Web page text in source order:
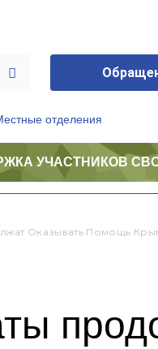
отделения
УЧАСТНИКОВ
Оказывать Помощь